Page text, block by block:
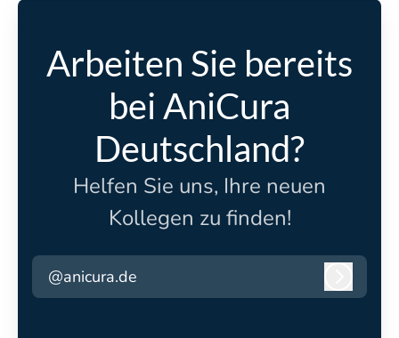
Arbeiten Sie bereits
bei AniCura
Deutschland?
Helfen Sie uns, Ihre neuen
Kollegen zu finden!
@anicura.de